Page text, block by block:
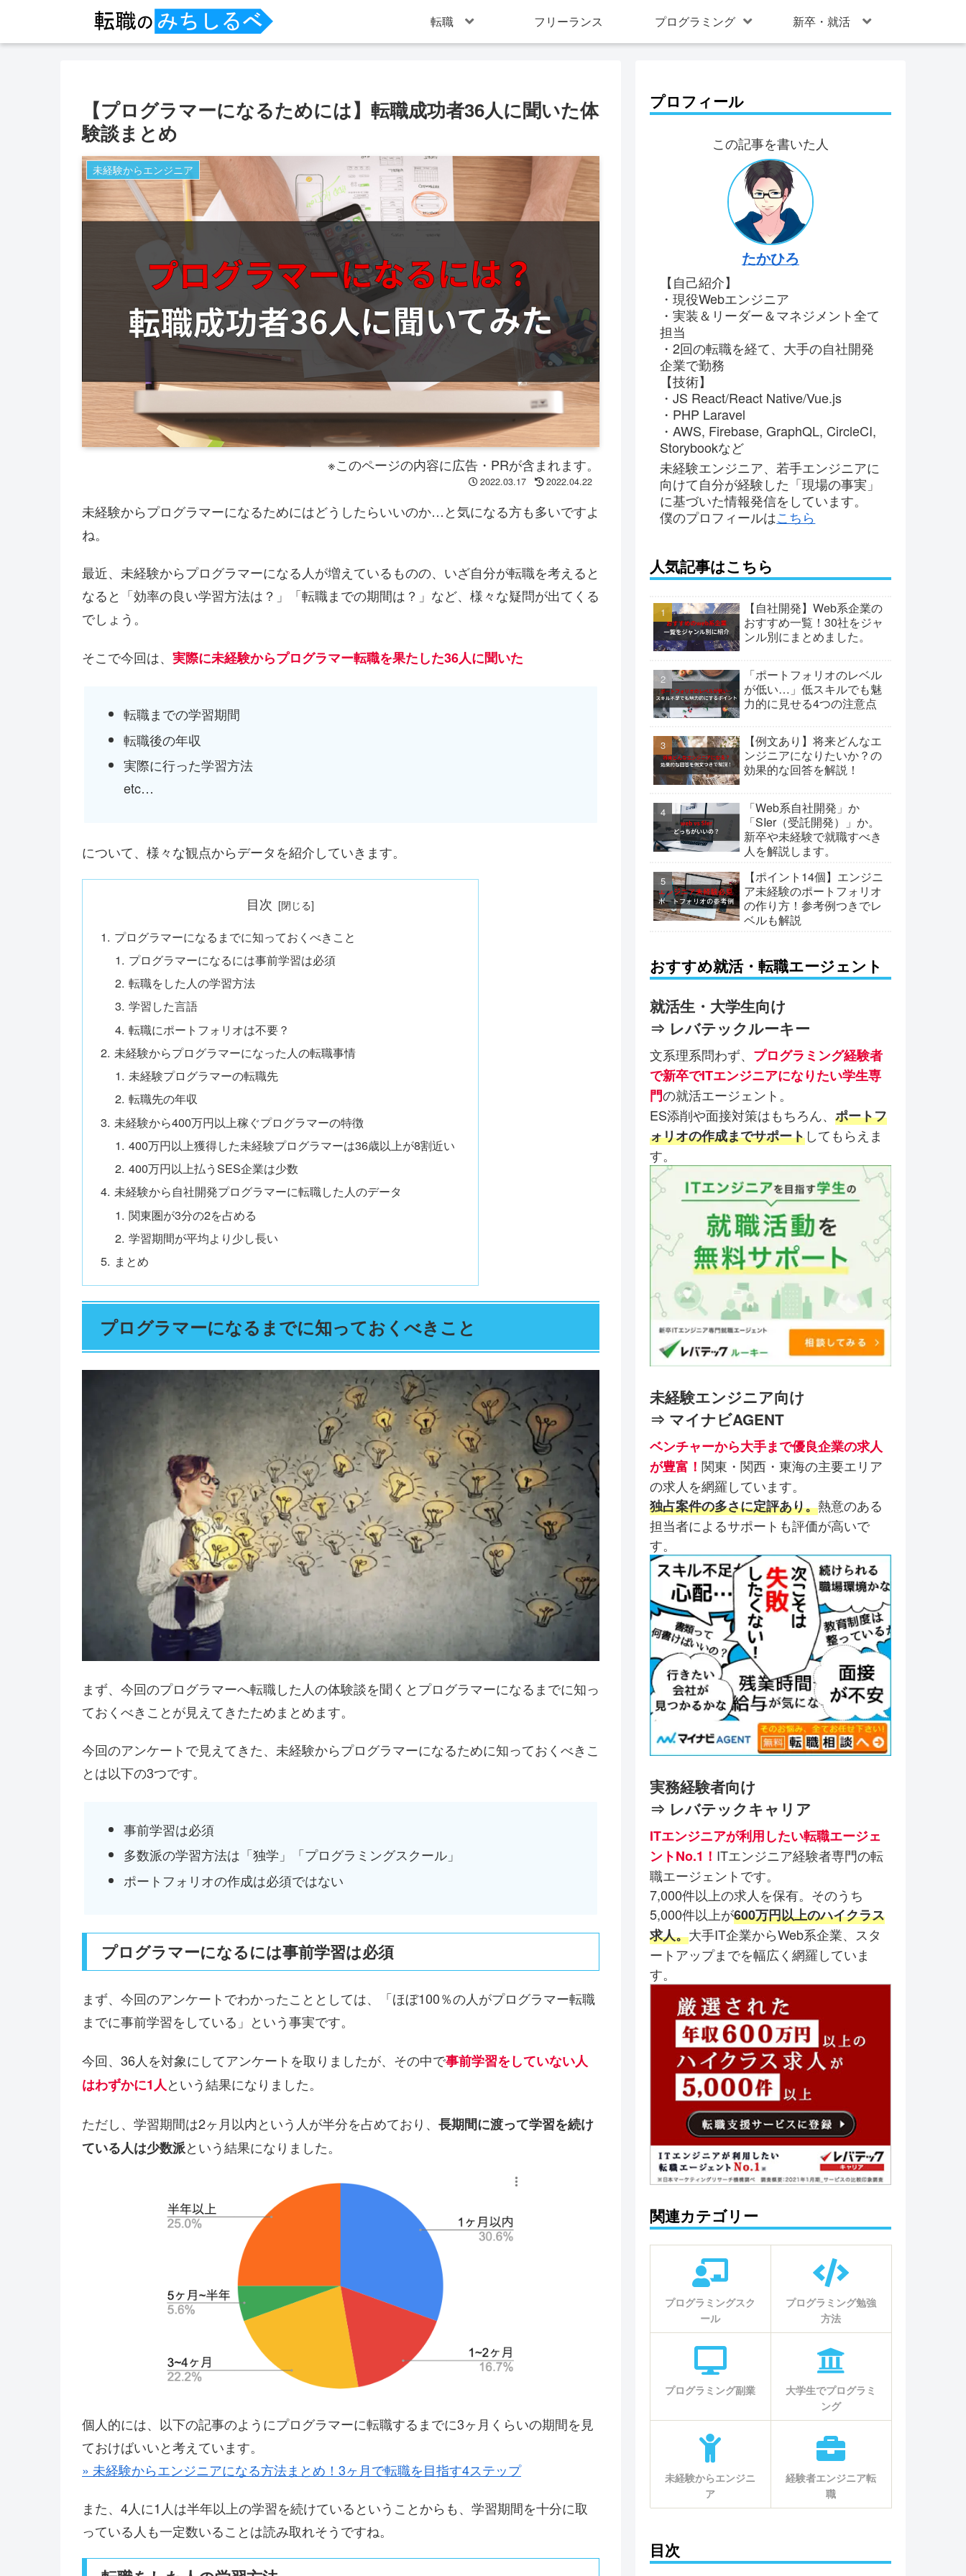
転職 フリーランス プログラミング 新卒・就活
【プログラマーになるためには】転職成功者36人に聞いた体
験談まとめ
未経験からエンジニア
※このページの内容に広告・PRが含まれます。
2022.03.17 2022.04.22
未経験からプログラマーになるためにはどうしたらいいのか…と気になる方も多いですよ
ね。
最近、未経験からプログラマーになる人が増えているものの、いざ自分が転職を考えると
なると「効率の良い学習方法は？」「転職までの期間は？」など、様々な疑問が出てくる
でしょう。
そこで今回は、 実際に未経験からプログラマー転職を果たした36人に聞いた
転職までの学習期間
転職後の年収
実際に行った学習方法
etc…
について、様々な観点からデータを紹介していきます。
目次
プログラマーになるまでに知っておくべきこと
プログラマーになるには事前学習は必須
転職をした人の学習方法
学習した言語
転職にポートフォリオは不要？
未経験からプログラマーになった人の転職事情
未経験プログラマーの転職先
転職先の年収
未経験から400万円以上稼ぐプログラマーの特徴
400万円以上獲得した未経験プログラマーは36歳以上が8割近い
400万円以上払うSES企業は少数
未経験から自社開発プログラマーに転職した人のデータ
関東圏が3分の2を占める
学習期間が平均より少し長い
まとめ
プログラマーになるまでに知っておくべきこと
まず、今回のプログラマーへ転職した人の体験談を聞くとプログラマーになるまでに知っ
ておくべきことが見えてきたためまとめます。
今回のアンケートで見えてきた、未経験からプログラマーになるために知っておくべきこ
とは以下の3つです。
事前学習は必須
多数派の学習方法は「独学」「プログラミングスクール」
ポートフォリオの作成は必須ではない
プログラマーになるには事前学習は必須
まず、今回のアンケートでわかったこととしては、「ほぼ100％の人がプログラマー転職
までに事前学習をしている」という事実です。
今回、36人を対象にしてアンケートを取りましたが、その中で事前学習をしていない人
はわずかに1人という結果になりました。
ただし、学習期間は2ヶ月以内という人が半分を占めており、 長期間に渡って学習を続け
ている人は少数派という結果になりました。
個人的には、以下の記事のようにプログラマーに転職するまでに3ヶ月くらいの期間を見
ておけばいいと考えています。
» 未経験からエンジニアになる方法まとめ！3ヶ月で転職を目指す4ステップ
また、4人に1人は半年以上の学習を続けているということからも、学習期間を十分に取
っている人も一定数いることは読み取れそうですね。
プロフィール
この記事を書いた人
たかひろ
【自己紹介】
・現役Webエンジニア
・実装＆リーダー＆マネジメント全て
担当
・2回の転職を経て、大手の自社開発
企業で勤務
【技術】
・JS React/React Native/Vue.js
・PHP Laravel
・AWS, Firebase, GraphQL, CircleCI,
Storybookなど
未経験エンジニア、若手エンジニアに
向けて自分が経験した「現場の事実」
に基づいた情報発信をしています。
僕のプロフィールはこちら
人気記事はこちら
【自社開発】Web系企業の
おすすめ一覧！30社をジャ
ンル別にまとめました。
「ポートフォリオのレベル
が低い…」低スキルでも魅
力的に見せる4つの注意点
【例文あり】将来どんなエ
ンジニアになりたいか？の
効果的な回答を解説！
「Web系自社開発」か
「SIer（受託開発）」か。
新卒や未経験で就職すべき
人を解説します。
【ポイント14個】エンジニ
ア未経験のポートフォリオ
の作り方！参考例つきでレ
ベルも解説
おすすめ就活・転職エージェント
就活生・大学生向け
⇒ レバテックルーキー
文系理系問わず、 プログラミング経験者
で新卒でITエンジニアになりたい学生専
門の就活エージェント。
ES添削や面接対策はもちろん、 ポートフ
ォリオの作成までサポートしてもらえま
す。
未経験エンジニア向け
⇒ マイナビAGENT
ベンチャーから大手まで優良企業の求人
が豊富！ 関東・関西・東海の主要エリア
の求人を網羅しています。
独占案件の多さに定評あり。熱意のある
担当者によるサポートも評価が高いで
す。
実務経験者向け
⇒ レバテックキャリア
ITエンジニアが利用したい転職エージェ
ントNo.1！ ITエンジニア経験者専門の転
職エージェントです。
7,000件以上の求人を保有。そのうち
5,000件以上が600万円以上のハイクラス
求人。大手IT企業からWeb系企業、スタ
ートアップまでを幅広く網羅していま
す。
関連カテゴリー
プログラミングスク
ール
プログラミング勉強
方法
プログラミング副業
大学生でプログラミ
ング
未経験からエンジニ
ア
経験者エンジニア転
職
目次